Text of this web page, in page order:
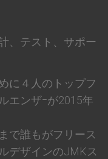
、テスト、サポー
に４人のトップフ
エンザｰが2015年
で誰もがフリース
デザインのJMKス